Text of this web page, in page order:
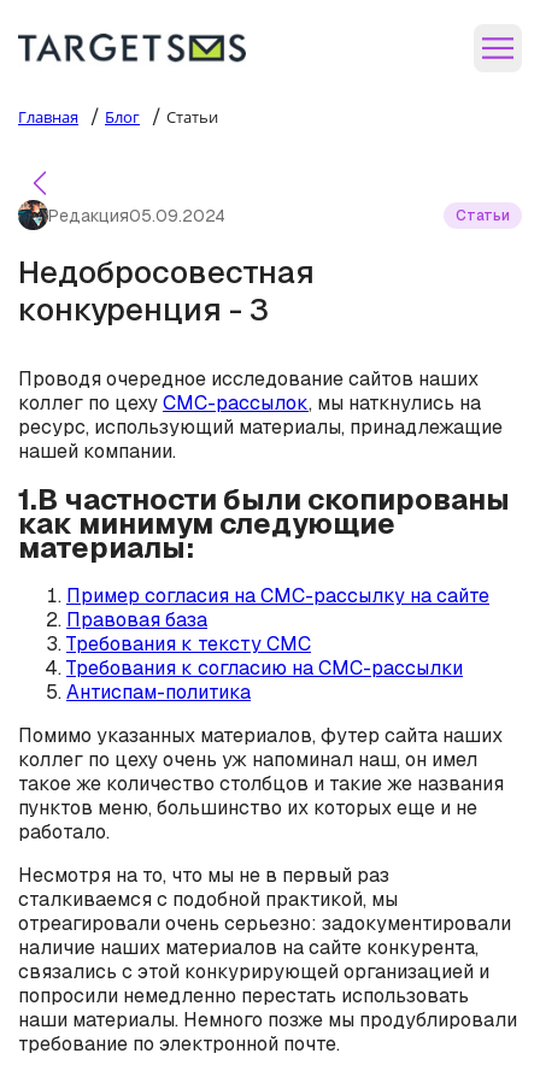
Главная / Блог / Статьи
Редакция05.09.2024 Статьи
Недобросовестная
конкуренция - 3
Проводя очередное исследование сайтов наших
коллег по цехуСМС-рассылок, мы наткнулись на
ресурс, использующий материалы, принадлежащие
нашей компании.
1.В частности были скопированы
как минимум следующие
материалы:
Пример согласия на СМС-рассылку на сайте
Правовая база
Требования к тексту СМС
Требования к согласию на СМС-рассылки
Антиспам-политика
Помимо указанных материалов, футер сайта наших
коллег по цеху очень уж напоминал наш, он имел
такое же количество столбцов и такие же названия
пунктов меню, большинство их которых еще и не
работало.
Несмотря на то, что мы не в первый раз
сталкиваемся с подобной практикой, мы
отреагировали очень серьезно: задокументировали
наличие наших материалов на сайте конкурента,
связались с этой конкурирующей организацией и
попросили немедленно перестать использовать
наши материалы. Немного позже мы продублировали
требование по электронной почте.